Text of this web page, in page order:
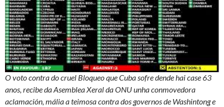
O voto contra do cruel Bloqueo que Cuba sofre dende hai case 63
anos, recibe da Asemblea Xeral da ONU unha conmovedora
aclamación, mália a teimosa contra dos governos de Washintong e